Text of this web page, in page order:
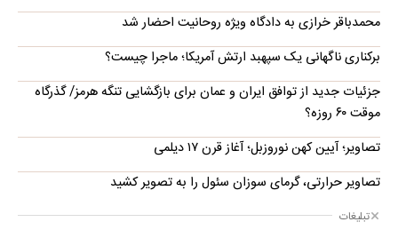
محمدباقر خرازی به دادگاه ویژه روحانیت احضار شد
برکناری ناگهانی یک سپهبد ارتش آمریکا؛ ماجرا چیست؟
جزئیات جدید از توافق ایران و عمان برای بازگشایی تنگه هرمز/ گذرگاه
موقت ۶۰ روزه؟
تصاویر؛ آیین کهن نوروزبل؛ آغاز قرن ۱۷ دیلمی
تصاویر حرارتی، گرمای سوزان سئول را به تصویر کشید
تبلیغات